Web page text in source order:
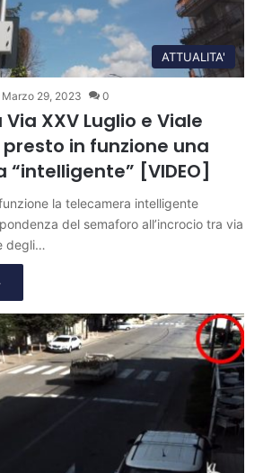
ATTUALITA'
Marzo 29, 2023 0
XXV Luglio e Viale
in funzione una
[VIDEO]
la telecamera intelligente
del semaforo all’incrocio tra via
degli…